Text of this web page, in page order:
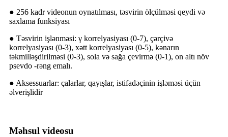
● 256 kadr videonun oynatılması, təsvirin ölçülməsi qeydi və
saxlama funksiyası
● Təsvirin işlənməsi: γ korrelyasiyası (0-7), çərçivə
korrelyasiyası (0-3), xətt korrelyasiyası (0-5), kənarın
təkmilləşdirilməsi (0-3), sola və sağa çevirmə (0-1), on altı növ
psevdo -rəng emalı.
● Aksessuarlar: çalarlar, qayışlar, istifadəçinin işləməsi üçün
əlverişlidir
Məhsul videosu